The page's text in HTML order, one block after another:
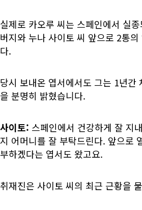
실제로 카오루 씨는 스페인에서 실
버지와 누나 사이토 씨 앞으로 2통
다.
당시 보내온 엽서에서도 그는 1년간
을 분명히 밝혔습니다.
사이토: 스페인에서 건강하게 잘 지
지 어머니를 잘 부탁드린다. 앞으로
부하겠다는 엽서도 왔고요.
취재진은 사이토 씨의 최근 근황을